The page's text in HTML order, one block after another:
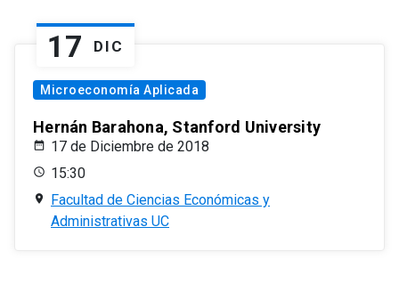
17 DIC
Microeconomía Aplicada
Hernán Barahona, Stanford University
17 de Diciembre de 2018
15:30
Facultad de Ciencias Económicas y
Administrativas UC